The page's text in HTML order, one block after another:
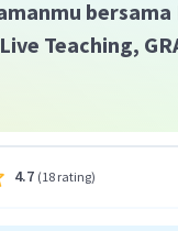
Fe (anoda)
Teaching,
4.7 (18 rating)